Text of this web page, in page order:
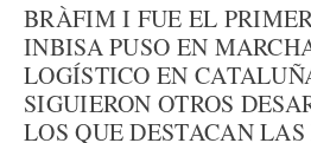
BRÀFIM I FUE EL
INBISA PUSO EN
LOGÍSTICO EN
SIGUIERON OTROS
LOS QUE DESTACAN